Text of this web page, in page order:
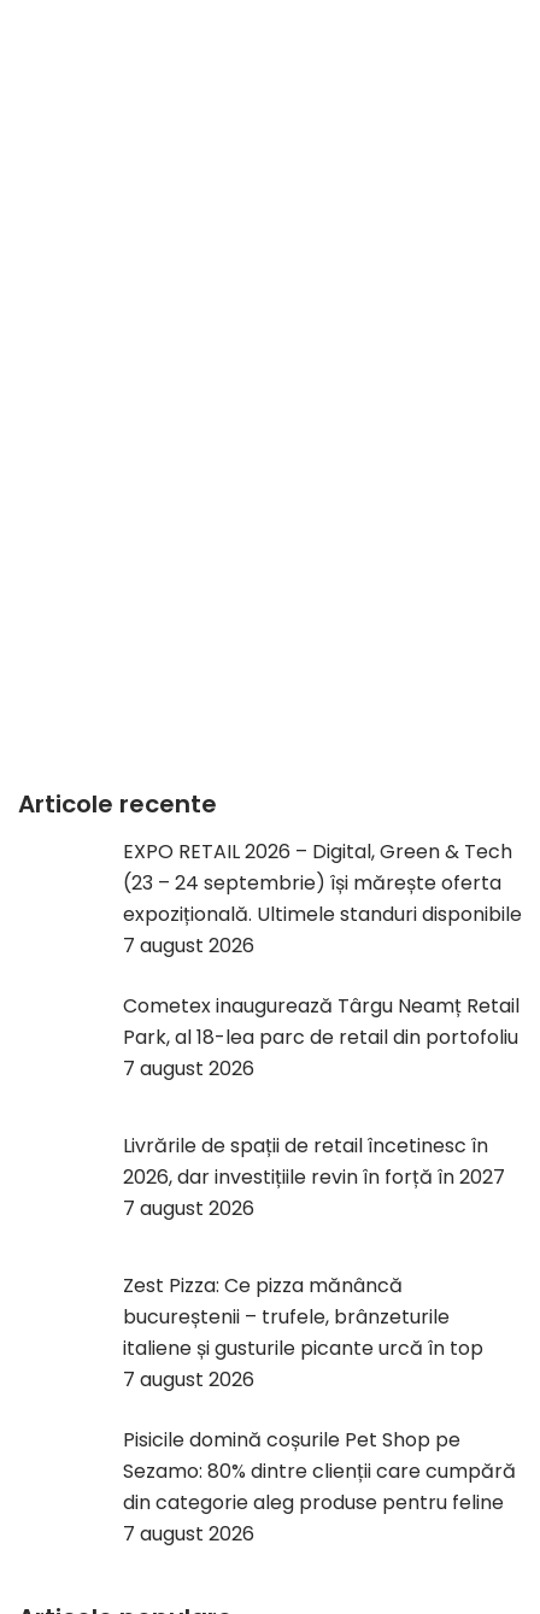
Articole recente
EXPO RETAIL 2026 – Digital, Green & Tech
(23 – 24 septembrie) își mărește oferta
expozițională. Ultimele standuri disponibile
7 august 2026
Cometex inaugurează Târgu Neamț Retail
Park, al 18-lea parc de retail din portofoliu
7 august 2026
Livrările de spații de retail încetinesc în
2026, dar investițiile revin în forță în 2027
7 august 2026
Zest Pizza: Ce pizza mănâncă
bucureștenii – trufele, brânzeturile
italiene și gusturile picante urcă în top
7 august 2026
Pisicile domină coșurile Pet Shop pe
Sezamo: 80% dintre clienții care cumpără
din categorie aleg produse pentru feline
7 august 2026